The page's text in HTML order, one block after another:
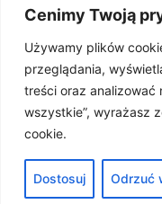
Cenimy Twoją
Używamy plików
przeglądania,
treści oraz analizować
wszystkie”, wyrażasz
cookie.
Dostosuj Odrzuć
Przejrzyste rekomendacje
zawsze oznaczymy je